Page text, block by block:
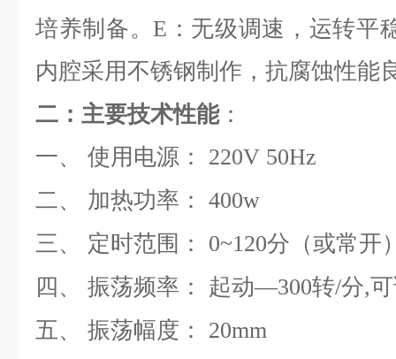
培养制备。E ：无级调速，运转平
内腔采用不锈钢制作，抗腐蚀性能
二：主要技术性能：
一、 使用电源： 220V 50Hz
二、 加热功率： 400w
三、 定时范围： 0~120分 （或常开
四、 振荡频率： 起动—300转/分,
五、 振荡幅度： 20mm